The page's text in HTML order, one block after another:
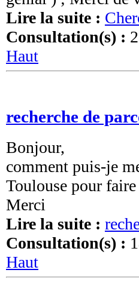
Lire la suite :
Consultation(s) :
Haut
recherche de
Bonjour,
comment puis-je
Toulouse pour
Merci
Lire la suite :
Consultation(s) :
Haut